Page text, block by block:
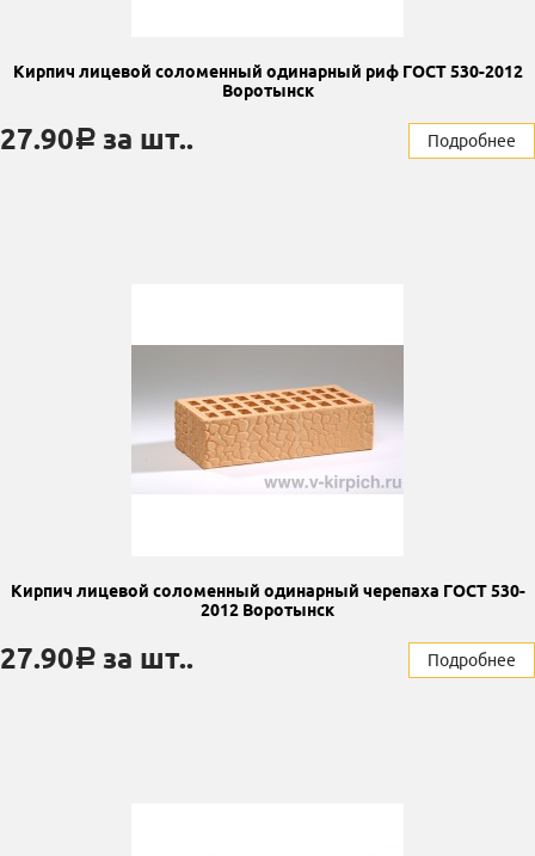
Кирпич лицевой соломенный одинарный риф ГОСТ 530-2012
Воротынск
27.90a за шт.. Подробнее
Кирпич лицевой соломенный одинарный черепаха ГОСТ 530-
2012 Воротынск
27.90a за шт.. Подробнее